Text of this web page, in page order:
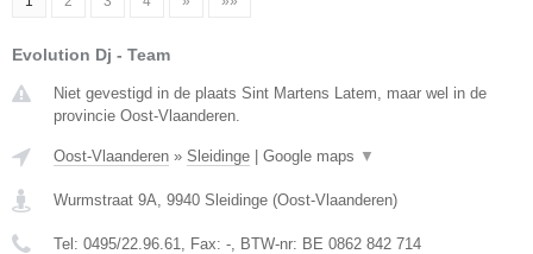
Evolution Dj - Team
Niet gevestigd in de plaats Sint Martens Latem, maar wel in de
provincie Oost-Vlaanderen.
Oost-Vlaanderen » Sleidinge Google maps ▼
Wurmstraat 9A, 9940 Sleidinge (Oost-Vlaanderen)
Tel: 0495/22.96.61, Fax: -, BTW-nr: BE 0862 842 714